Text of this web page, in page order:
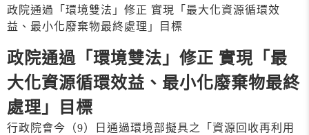
政院通過「環境雙法」修正 實現「最大化資源循環效
益、最小化廢棄物最終處理」目標
政院通過「環境雙法」修正 實現「最
大化資源循環效益、最小化廢棄物最終
處理」目標
行政院會今（9）日通過環境部擬具之「資源回收再利用